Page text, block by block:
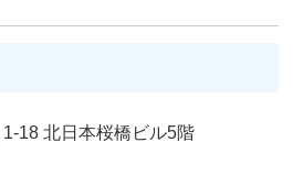
18北日本桜橋ビル5階